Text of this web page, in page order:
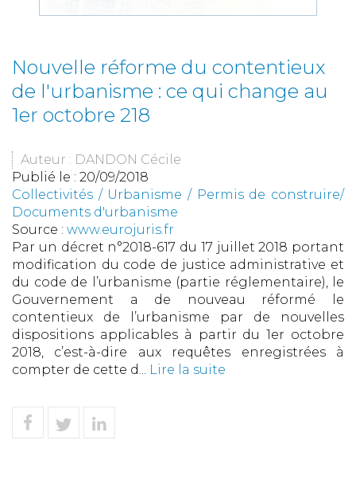
Nouvelle réforme du contentieux
de l'urbanisme : ce qui change au
1er octobre 218
Auteur : DANDON Cécile
Publié le : 20/09/2018
Collectivités / Urbanisme / Permis de construire/
Documents d'urbanisme
Source : www.eurojuris.fr
Par un décret n°2018-617 du 17 juillet 2018 portant
modification du code de justice administrative et
du code de l’urbanisme (partie réglementaire), le
Gouvernement a de nouveau réformé le
contentieux de l’urbanisme par de nouvelles
dispositions applicables à partir du 1er octobre
2018, c’est-à-dire aux requêtes enregistrées à
compter de cette d... Lire la suite